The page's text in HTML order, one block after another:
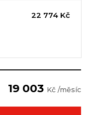
22 774 Kč
19 003 Kč /měsíc